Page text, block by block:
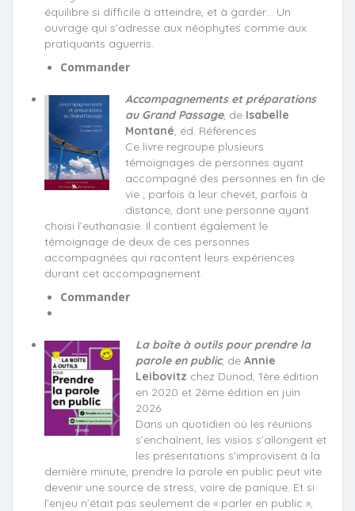
équilibre si difficile à atteindre, et à garder… Un
ouvrage qui s’adresse aux néophytes comme aux
pratiquants aguerris.
Commander
Accompagnements et préparations
au Grand Passage, de Isabelle
Montané, éd. Références
Ce livre regroupe plusieurs
témoignages de personnes ayant
accompagné des personnes en fin de
vie ; parfois à leur chevet, parfois à
distance, dont une personne ayant
choisi l’euthanasie. Il contient également le
témoignage de deux de ces personnes
accompagnées qui racontent leurs expériences
durant cet accompagnement.
Commander
La boîte à outils pour prendre la
parole en public, de Annie
Leibovitz chez Dunod, 1ère édition
en 2020 et 2ème édition en juin
2026
Dans un quotidien où les réunions
s’enchaînent, les visios s’allongent et
les présentations s’improvisent à la
dernière minute, prendre la parole en public peut vite
devenir une source de stress, voire de panique. Et si
l’enjeu n’était pas seulement de « parler en public »,